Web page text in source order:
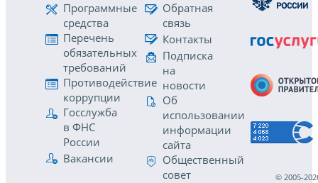
Программные
средства
Перечень
обязательных
требований
Противодействие
коррупции
Госслужба
в ФНС
России
Вакансии
Обратная
связь
Контакты
Подписка
на
новости
Об
использовании
информации
сайта
Общественный
совет
© 2005-